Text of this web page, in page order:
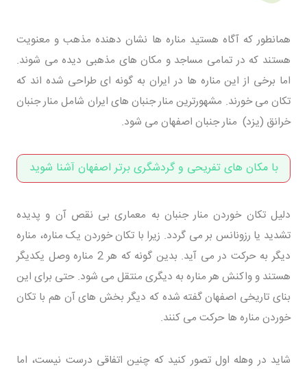
همانطور که آگاه هستید مناره ها نشان دهنده مذهب و معنویت
هستند که در تمامی مساجد و مکان های مذهبی دیده می شوند.
اما برخی از این مناره ها در ایران به گونه ای طراحی شده اند که
تکان می خورند. مشهورترین منار جنبان های ایران شامل منار جنبان
خرانق (یزد) منار جنبان اصفهان می شود.
با مکان های تفریحی و گردشگری برتر اصفهان آشنا شوید
دلیل تکان خوردن منار جنبان به معماری بی نقص آن و پدیده
تشدید یا رزونانس بر می گردد. زیرا با تکان خوردن یک مناره، مناره
دیگر به حرکت در می آید. بدین گونه که هر 2 مناره وصل یکدیگر
هستند و واکنش هر مناره به دیگری منتقل می شود. حتی برای این
بنای تاریخی اصفهان گفته شده که دیگر بخش های آن هم با تکان
خوردن مناره ها حرکت می کنند.
شاید در وهله اول تصور کنید که چنین اتفاقی درست نیست، اما